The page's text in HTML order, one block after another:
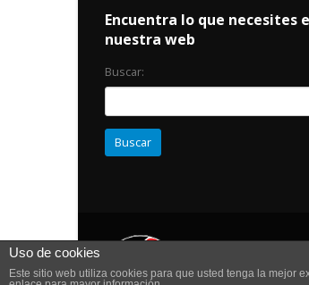
Encuentra lo que necesites
nuestra web
Buscar:
Uso de cookies
Este sitio web utiliza cookies para que usted tenga la mejor